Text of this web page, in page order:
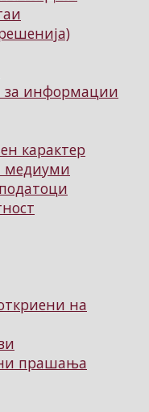
информации
карактер
медиуми
на
прашања